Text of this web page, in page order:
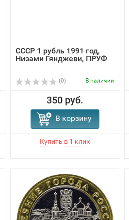
СССР 1 рубль 1991 год,
Низами Гянджеви, ПРУФ
(0) В наличии
350 руб.
В корзину